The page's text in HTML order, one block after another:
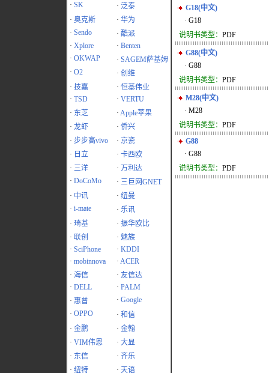
· SK · 泛泰
· 奥克斯 · 华为
· Sendo · 酷派
· Xplore · Benten
· OKWAP · SAGEM萨基姆
· O2 · 创维
· 技嘉 · 恒基伟业
· TSD · VERTU
· 东芝 · Apple苹果
· 龙虾 · 侨兴
· 步步高vivo · 京瓷
· 日立 · 卡西欧
· 三洋 · 万利达
· DoCoMo · 三巨网GNET
· 中讯 · 纽曼
· i-mate · 乐讯
· 琦基 · 振华欧比
· 联创 · 魅族
· SciPhone · KDDI
· mobinnova · ACER
· 海信 · 友信达
· DELL · PALM
· 惠普 · Google
· OPPO · 和信
· 金鹏 · 金翰
· VIM伟恩 · 大显
· 东信 · 齐乐
· 纽特 · 天语
G18(中文)
· G18
说明书类型： PDF
G88(中文)
· G88
说明书类型： PDF
M28(中文)
· M28
说明书类型： PDF
G88
· G88
说明书类型： PDF